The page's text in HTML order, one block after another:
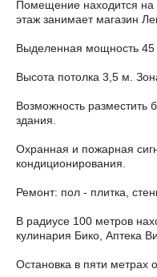
Помещение находится
этаж занимает магазин
Выделенная мощность 45
Высота потолка 3,5 м.
Возможность разместить
здания.
Охранная и пожарная
кондиционирования.
Ремонт: пол - плитка,
В радиусе 100 метров
кулинария Бико, Аптека
Остановка в пяти метрах